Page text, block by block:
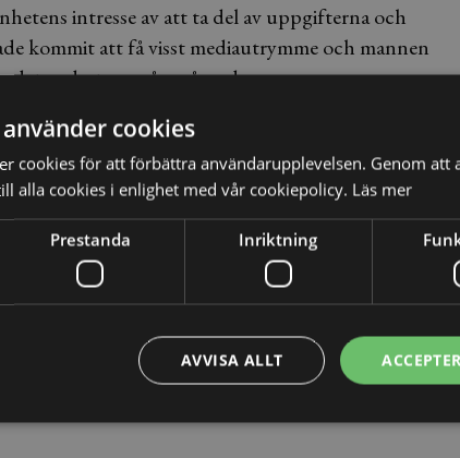
intresse av att ta del av uppgifterna och
kommit att få visst mediautrymme och mannen
endast var några år sedan
på internet har betydelse för den allmänna
som förekommer på sådana hemsidor som
intresse bedömdes därför väga
skulle personuppgiftsbehandlingen enligt
därför mannens skadeståndstalan.
andra överväganden, men i slutändan liksom
en kränkning av mannens personliga
cookies
cookies för att förbättra användarupplevelsen. Genom att
alla cookies i enlighet med vår cookiepolicy. Läs mer
Prestanda Inriktning
AVVISA ALLT